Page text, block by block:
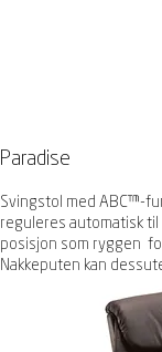
Paradise
Svingstol med ABC™-
reguleres automatisk til
posisjon som ryggen
Nakkeputen kan